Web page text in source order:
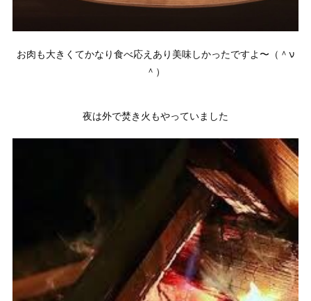
お肉も大きくてかなり食べ応えあり美味しかったですよ〜（＾ν
＾）
夜は外で焚き火もやっていました